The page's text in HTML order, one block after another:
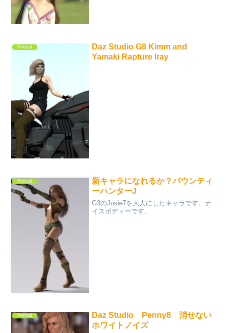
Portrait
Daz Studio G8 Kimm and
Yamaki Rapture Iray
Portrait
新キャラになれるか？バウンティ
ーハンターJ
G3のJosie7を大人にしたキャラです。ナ
イスボディーです。
Portrait
Daz Studio Penny8 消せない
ホワイトノイズ